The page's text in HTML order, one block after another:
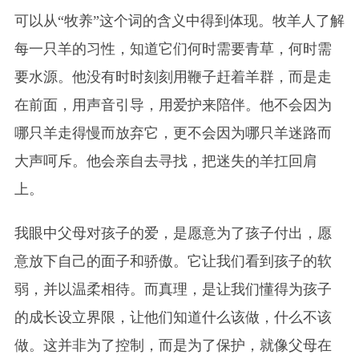
可以从“牧养”这个词的含义中得到体现。牧羊人了解
每一只羊的习性，知道它们何时需要青草，何时需
要水源。他没有时时刻刻用鞭子赶着羊群，而是走
在前面，用声音引导，用爱护来陪伴。他不会因为
哪只羊走得慢而放弃它，更不会因为哪只羊迷路而
大声呵斥。他会亲自去寻找，把迷失的羊扛回肩
上。
我眼中父母对孩子的爱，是愿意为了孩子付出，愿
意放下自己的面子和骄傲。它让我们看到孩子的软
弱，并以温柔相待。而真理，是让我们懂得为孩子
的成长设立界限，让他们知道什么该做，什么不该
做。这并非为了控制，而是为了保护，就像父母在